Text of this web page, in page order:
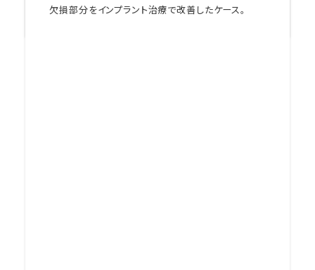
欠損部分をインプラント治療で改善したケース。